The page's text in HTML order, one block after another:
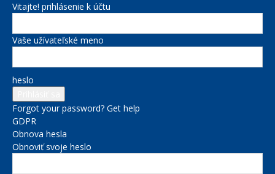
Vitajte! prihlásenie k účtu
Vaše užívateľské meno
heslo
Forgot your password? Get help
GDPR
Obnova hesla
Obnoviť svoje heslo